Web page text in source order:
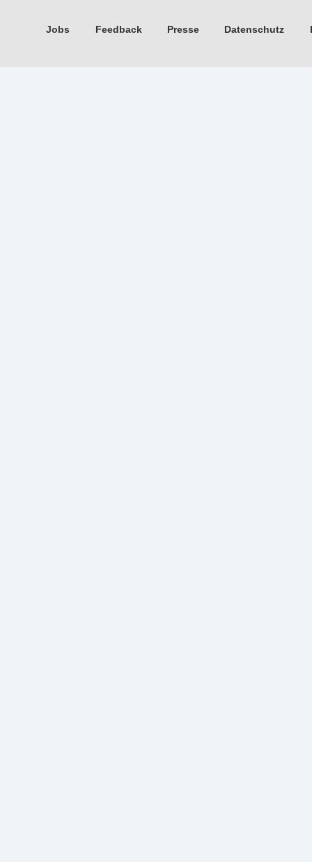
Jobs Feedback Presse Datenschutz